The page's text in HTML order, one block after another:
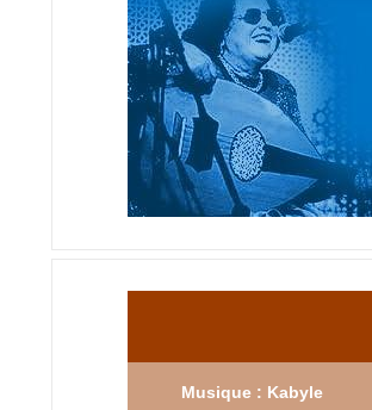
Musique : Kabyle